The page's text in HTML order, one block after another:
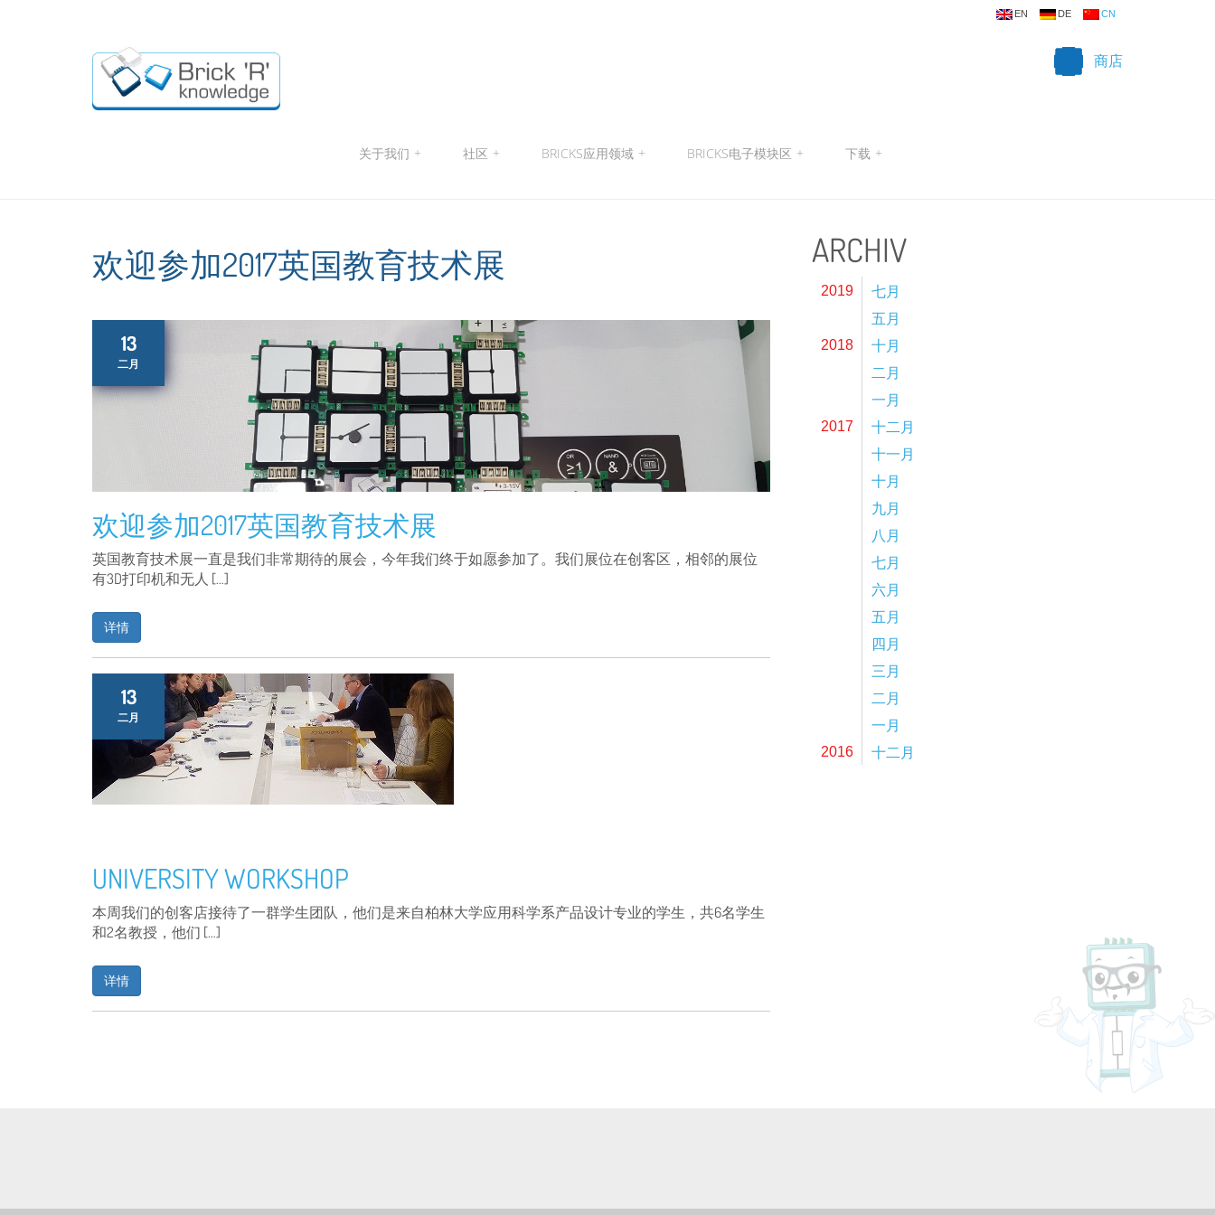
EN DE CN
商店
关于我们 + 社区 + BRICKS应用领域 + BRICKS电子模块区 + 下载 +
欢迎参加2017英国教育技术展
13
二月
欢迎参加2017英国教育技术展
英国教育技术展一直是我们非常期待的展会，今年我们终于如愿参加了。我们展位在创客区，相邻的展位
有3D打印机和无人 […]
详情
13
二月
UNIVERSITY WORKSHOP
本周我们的创客店接待了一群学生团队，他们是来自柏林大学应用科学系产品设计专业的学生，共6名学生
和2名教授，他们 […]
详情
ARCHIV
2019
七月
五月
2018
十月
二月
一月
2017
十二月
十一月
十月
九月
八月
七月
六月
五月
四月
三月
二月
一月
2016 十二月